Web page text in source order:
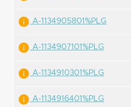
A-1134905801%PLG
A-1134907101%PLG
A-1134910301%PLG
A-1134916401%PLG